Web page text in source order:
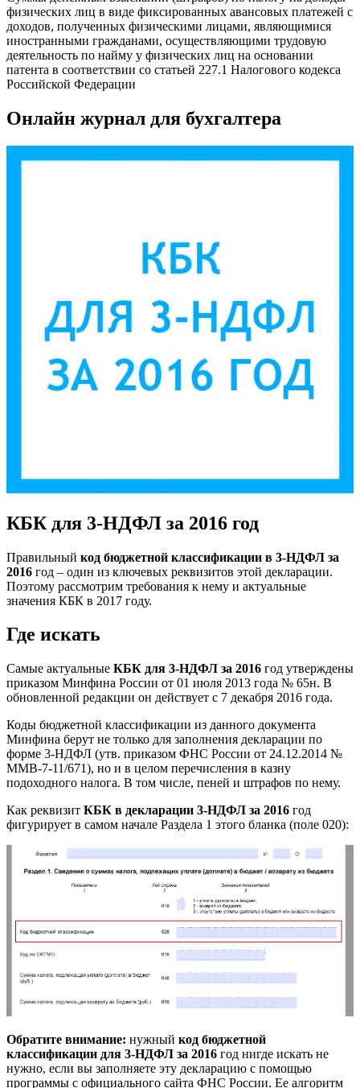
физических лиц в виде фиксированных авансовых платежей с
доходов, полученных физическими лицами, являющимися
иностранными гражданами, осуществляющими трудовую
деятельность по найму у физических лиц на основании
патента в соответствии со статьей 227.1 Налогового кодекса
Российской Федерации
Онлайн журнал для бухгалтера
КБК для 3-НДФЛ за 2016 год
Правильный код бюджетной классификации в 3-НДФЛ за
2016 год – один из ключевых реквизитов этой декларации.
Поэтому рассмотрим требования к нему и актуальные
значения КБК в 2017 году.
Где искать
Самые актуальные КБК для 3-НДФЛ за 2016 год утверждены
приказом Минфина России от 01 июля 2013 года № 65н. В
обновленной редакции он действует с 7 декабря 2016 года.
Коды бюджетной классификации из данного документа
Минфина берут не только для заполнения декларации по
форме 3-НДФЛ (утв. приказом ФНС России от 24.12.2014 №
ММВ-7-11/671), но и в целом перечисления в казну
подоходного налога. В том числе, пеней и штрафов по нему.
Как реквизит КБК в декларации 3-НДФЛ за 2016 год
фигурирует в самом начале Раздела 1 этого бланка (поле 020):
Обратите внимание: нужный код бюджетной
классификации для 3-НДФЛ за 2016 год нигде искать не
нужно, если вы заполняете эту декларацию с помощью
программы с официального сайта ФНС России. Ее алгоритм